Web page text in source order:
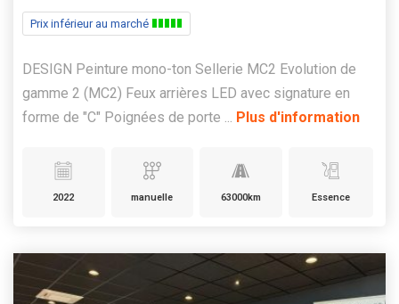
Prix inférieur au marché
DESIGN Peinture mono-ton Sellerie MC2 Evolution de
gamme 2 (MC2) Feux arrières LED avec signature en
forme de "C" Poignées de porte ... Plus d'information
2022 manuelle 63000km Essence